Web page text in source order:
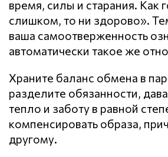
время, силы и старания. Как
слишком, то ни здорово».
ваша самоотверженность
автоматически такое же
Храните баланс обмена в
разделите обязанности,
тепло и заботу в равной
компенсировать образа,
другому.